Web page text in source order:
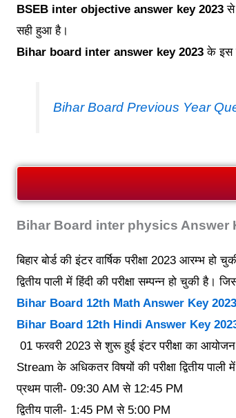
BSEB inter objective answer key 2023 से
सही हुआ है।
Bihar board inter answer key 2023 के इस
Bihar Board Previous Year
Bihar Board inter physics Answer
बिहार बोर्ड की इंटर वार्षिक परीक्षा 2023 आरम्भ
द्वितीय पाली में हिंदी की परीक्षा सम्पन्न हो चुकी
Bihar Board 12th Math Answer Key
Bihar Board 12th Hindi Answer Key
01 फरवरी 2023 से शुरू हुई इंटर परीक्षा का आयोजन
Stream के अधिकतर विषयों की परीक्षा द्वितीय पाली
प्रथम पाली- 09:30 AM से 12:45 PM
द्वितीय पाली- 1:45 PM से 5:00 PM